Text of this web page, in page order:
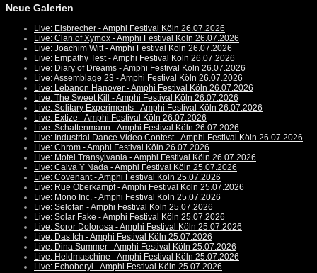
Neue Galerien
Live: Eisbrecher - Amphi Festival Köln 26.07.2026
Live: Clan of Xymox - Amphi Festival Köln 26.07.2026
Live: Joachim Witt - Amphi Festival Köln 26.07.2026
Live: Empathy Test - Amphi Festival Köln 26.07.2026
Live: Diary of Dreams - Amphi Festival Köln 26.07.2026
Live: Assemblage 23 - Amphi Festival Köln 26.07.2026
Live: Lebanon Hanover - Amphi Festival Köln 26.07.2026
Live: The Sweet Kill - Amphi Festival Köln 26.07.2026
Live: Solitary Experiments - Amphi Festival Köln 26.07.2026
Live: Extize - Amphi Festival Köln 26.07.2026
Live: Schattenmann - Amphi Festival Köln 26.07.2026
Live: Industrial Dance Video Contest - Amphi Festival Köln 26.07.2026
Live: Chrom - Amphi Festival Köln 26.07.2026
Live: Motel Transylvania - Amphi Festival Köln 26.07.2026
Live: Calva Y Nada - Amphi Festival Köln 25.07.2026
Live: Covenant - Amphi Festival Köln 25.07.2026
Live: Rue Oberkampf - Amphi Festival Köln 25.07.2026
Live: Mono Inc. - Amphi Festival Köln 25.07.2026
Live: Selofan - Amphi Festival Köln 25.07.2026
Live: Solar Fake - Amphi Festival Köln 25.07.2026
Live: Soror Dolorosa - Amphi Festival Köln 25.07.2026
Live: Das Ich - Amphi Festival Köln 25.07.2026
Live: Dina Summer - Amphi Festival Köln 25.07.2026
Live: Heldmaschine - Amphi Festival Köln 25.07.2026
Live: Echoberyl - Amphi Festival Köln 25.07.2026